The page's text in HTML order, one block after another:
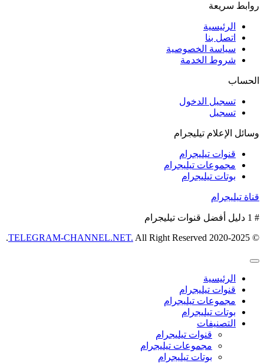
روابط سريعة
الرئيسية
اتصل بنا
سياسة الخصوصية
شروط الخدمة
الحساب
تسجيل الدخول
تسجيل
وسائل الإعلام تيليجرام
قنوات تيليجرام
مجموعات تيليجرام
بوتات تيليجرام
قناة تيليجرام
# 1 دليل أفضل قنوات تيليجرام
© 2020-2025
TELEGRAM-CHANNEL.NET. All Right Reserved.
الرئيسية
قنوات تيليجرام
مجموعات تيليجرام
بوتات تيليجرام
التصنيفات
قنوات تيليجرام
مجموعات تيليجرام
بوتات تيليجرام